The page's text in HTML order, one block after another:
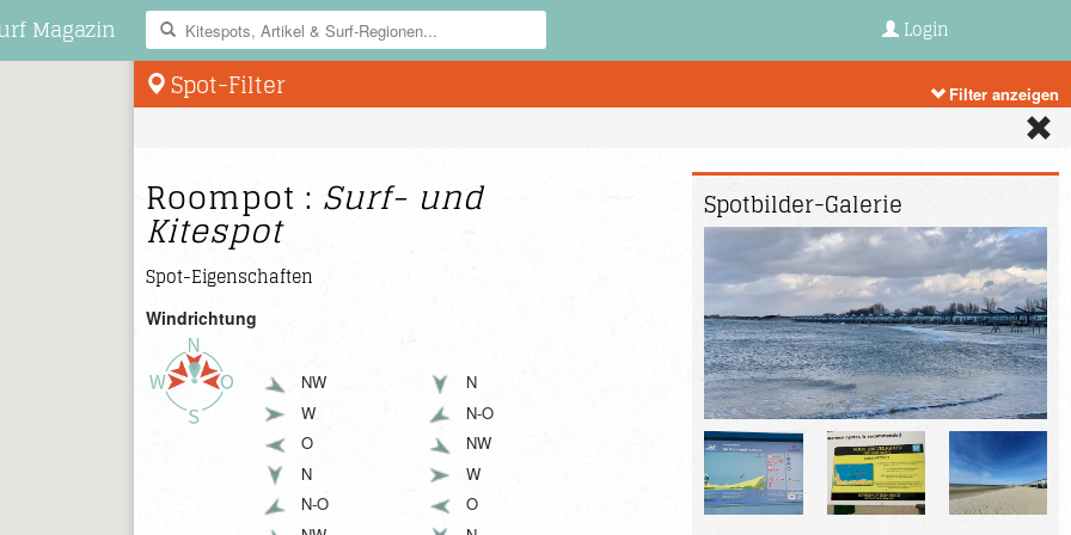
Magazin Login
Spot-Filter Filter anzeigen
Roompot : Surf- und
Kitespot
Spot-Eigenschaften
Windrichtung
NW
N
W
N-O
O
NW
N
W
N-O
O
Spotbilder-Galerie